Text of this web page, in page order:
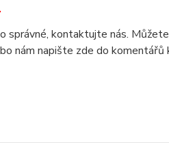
správné, kontaktujte nás. Můžete
nám napište zde do komentářů